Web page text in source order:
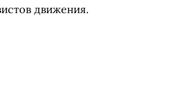
движения.